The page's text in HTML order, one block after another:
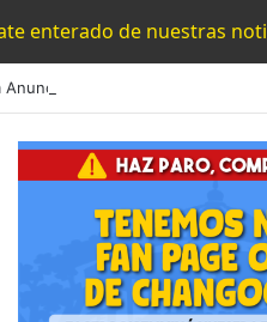
enterado de nuestras
Anuncia Reunión Con EU Para